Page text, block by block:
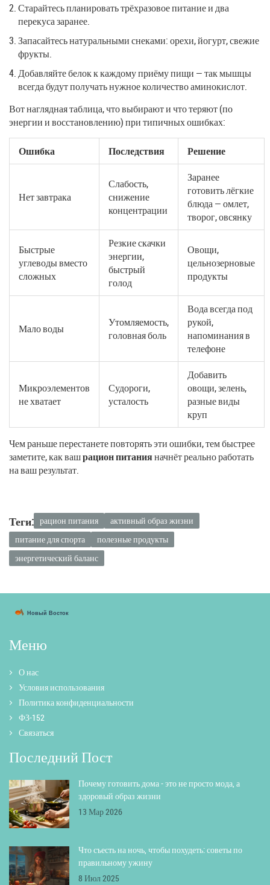
Старайтесь планировать трёхразовое питание и два
перекуса заранее.
Запасайтесь натуральными снеками: орехи, йогурт, свежие
фрукты.
Добавляйте белок к каждому приёму пищи — так мышцы
всегда будут получать нужное количество аминокислот.
Вот наглядная таблица, что выбирают и что теряют (по
энергии и восстановлению) при типичных ошибках:
Ошибка Последствия Решение
Нет завтрака
Слабость,
снижение
концентрации
Заранее
готовить лёгкие
блюда — омлет,
творог, овсянку
Быстрые
углеводы вместо
сложных
Резкие скачки
энергии,
быстрый
голод
Овощи,
цельнозерновые
продукты
Мало воды
Утомляемость,
головная боль
Вода всегда под
рукой,
напоминания в
телефоне
Микроэлементов
не хватает
Судороги,
усталость
Добавить
овощи, зелень,
разные виды
круп
Чем раньше перестанете повторять эти ошибки, тем быстрее
заметите, как вашрацион питанияначнёт реально работать
на ваш результат.
Теги: рацион питания
активный образ жизни
питание для спорта
полезные продукты
энергетический баланс
Меню
О нас
Условия использования
Политика конфиденциальности
ФЗ-152
Связаться
Последний Пост
Почему готовить дома - это не просто мода, а
здоровый образ жизни
13 Мар 2026
Что съесть на ночь, чтобы похудеть: советы по
правильному ужину
8 Июл 2025